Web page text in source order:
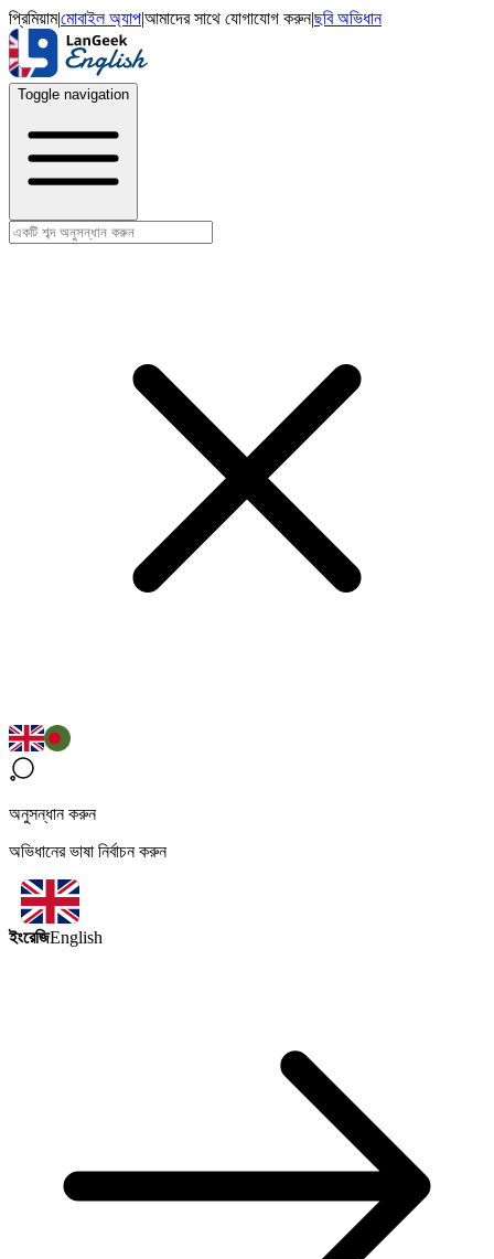
প্রিমিয়াম|মোবাইল অ্যাপ|আমাদের সাথে যোগাযোগ করুন|ছবি অভিধান
Toggle navigation
অনুসন্ধান করুন
অভিধানের ভাষা নির্বাচন করুন
ইংরেজিEnglish